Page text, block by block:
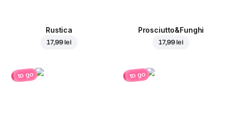
Rustica
17,99 lei
Prosciutto&Funghi
17,99 lei
to go to go